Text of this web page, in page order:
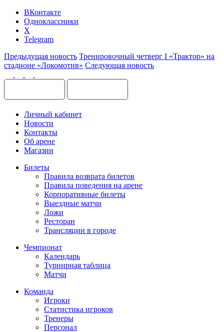
ВКонтакте
Одноклассники
X
Telegram
Предыдущая новость Тренировочный четверг I «Трактор» на
стадионе «Локомотив» Следующая новость
Личный кабинет
Новости
Контакты
Об арене
Магазин
Билеты
Правила возврата билетов
Правила поведения на арене
Корпоративные билеты
Выездные матчи
Ложи
Ресторан
Трансляции в городе
Чемпионат
Календарь
Турнирная таблица
Матчи
Команда
Игроки
Статистика игроков
Тренеры
Персонал